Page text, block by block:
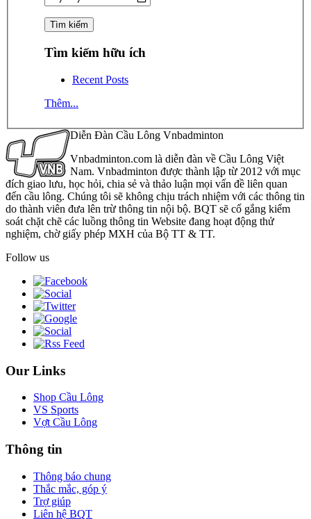
Tìm kiếm hữu ích
Recent Posts
Thêm...
Diễn Đàn Cầu Lông Vnbadminton
Vnbadminton.com là diễn đàn về Cầu Lông Việt
Nam. Vnbadminton được thành lập từ 2012 với mục
đích giao lưu, học hỏi, chia sẻ và thảo luận mọi vấn đề liên quan
đến cầu lông. Chúng tôi sẽ không chịu trách nhiệm với các thông tin
do thành viên đưa lên trừ thông tin nội bộ. BQT sẽ cố gắng kiểm
soát chặt chẽ các luồng thông tin Website đang hoạt động thử
nghiệm, chờ giấy phép MXH của Bộ TT & TT.
Follow us
Our Links
Shop Cầu Lông
VS Sports
Vợt Cầu Lông
Thông tin
Thông báo chung
Thắc mắc, góp ý
Trợ giúp
Liên hệ BQT